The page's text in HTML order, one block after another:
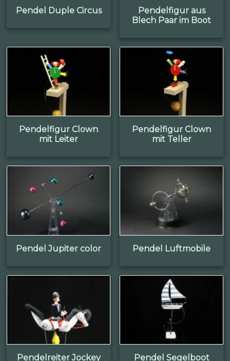
Pendel Duple Circus
Pendelfigur aus
Blech Paar im Boot
Pendelfigur Clown
mit Leiter
Pendelfigur Clown
mit Teller
Pendel Jupiter color Pendel Luftmobile
Pendelreiter Jockey Pendel Segelboot